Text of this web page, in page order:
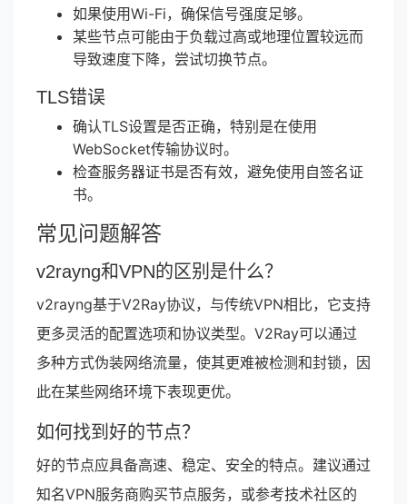
如果使用Wi-Fi，确保信号强度足够。
某些节点可能由于负载过高或地理位置较远而
导致速度下降，尝试切换节点。
TLS错误
确认TLS设置是否正确，特别是在使用
WebSocket传输协议时。
检查服务器证书是否有效，避免使用自签名证
书。
常见问题解答
v2rayng和VPN的区别是什么？
v2rayng基于V2Ray协议，与传统VPN相比，它支持
更多灵活的配置选项和协议类型。V2Ray可以通过
多种方式伪装网络流量，使其更难被检测和封锁，因
此在某些网络环境下表现更优。
如何找到好的节点？
好的节点应具备高速、稳定、安全的特点。建议通过
知名VPN服务商购买节点服务，或参考技术社区的